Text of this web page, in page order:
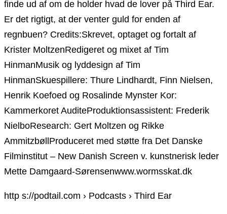
finde ud af om de holder hvad de lover på Third Ear.
Er det rigtigt, at der venter guld for enden af
regnbuen? Credits:Skrevet, optaget og fortalt af
Krister MoltzenRedigeret og mixet af Tim
HinmanMusik og lyddesign af Tim
HinmanSkuespillere: Thure Lindhardt, Finn Nielsen,
Henrik Koefoed og Rosalinde Mynster Kor:
Kammerkoret AuditeProduktionsassistent: Frederik
NielboResearch: Gert Moltzen og Rikke
AmmitzbøllProduceret med støtte fra Det Danske
Filminstitut – New Danish Screen v. kunstnerisk leder
Mette Damgaard-Sørensenwww.wormsskat.dk
http s://podtail.com › Podcasts › Third Ear